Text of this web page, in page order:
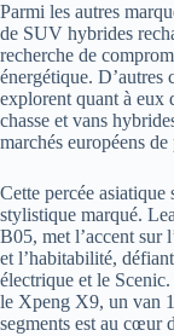
Parmi les autres
de SUV hybrides
recherche de
énergétique. D’autres
explorent quant à eux
chasse et vans
marchés européens
Cette percée asiatique
stylistique marqué.
B05, met l’accent sur
et l’habitabilité,
électrique et le
le Xpeng X9, un van
segments est au cœur